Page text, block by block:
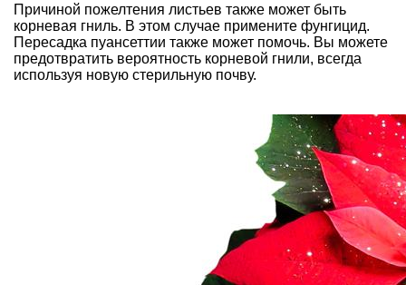
Причиной пожелтения листьев также может быть
корневая гниль. В этом случае примените фунгицид.
Пересадка пуансеттии также может помочь. Вы можете
предотвратить вероятность корневой гнили, всегда
используя новую стерильную почву.